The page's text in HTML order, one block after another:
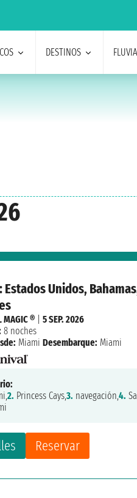
DESTINOS
Estados Unidos,
Reservar
MAGIC ® |5 SEP. 2026
8 noches
Miami Desembarque: Miami
2. Princess Cays,3. navegación,4.